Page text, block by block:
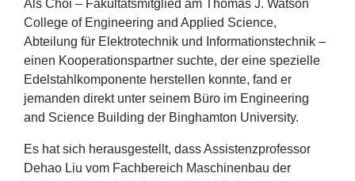
Als Choi – Fakultätsmitglied am Thomas J. Watson
College of Engineering and Applied Science,
Abteilung für Elektrotechnik und Informationstechnik –
einen Kooperationspartner suchte, der eine spezielle
Edelstahlkomponente herstellen konnte, fand er
jemanden direkt unter seinem Büro im Engineering
and Science Building der Binghamton University.
Es hat sich herausgestellt, dass Assistenzprofessor
Dehao Liu vom Fachbereich Maschinenbau der